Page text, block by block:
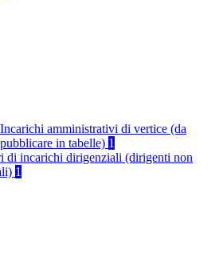
Incarichi amministrativi di vertice (da
pubblicare in tabelle) 1
di incarichi dirigenziali (dirigenti non
1